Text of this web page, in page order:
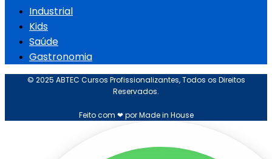
Industrial
Kids
Saúde
Gastronomia
© 2025 ABTEC Cursos Profissionalizantes, Todos os Direitos
Reservados.
Feito com ❤ por Made in House